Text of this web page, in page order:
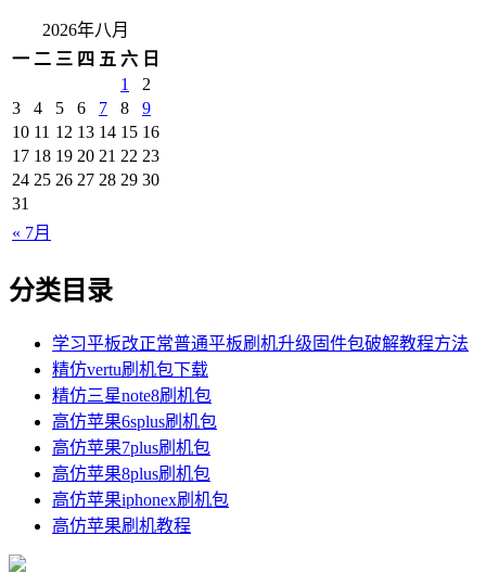
2026年八月
一 二 三 四 五 六 日
« 7月
1
2
3
4 5 6 7 8
9
10 11 12 13 14 15 16
17 18 19 20 21 22 23
24 25 26 27 28 29 30
31
分类目录
学习平板改正常普通平板刷机升级固件包破解教程方法
精仿vertu刷机包下载
精仿三星note8刷机包
高仿苹果6splus刷机包
高仿苹果7plus刷机包
高仿苹果8plus刷机包
高仿苹果iphonex刷机包
高仿苹果刷机教程